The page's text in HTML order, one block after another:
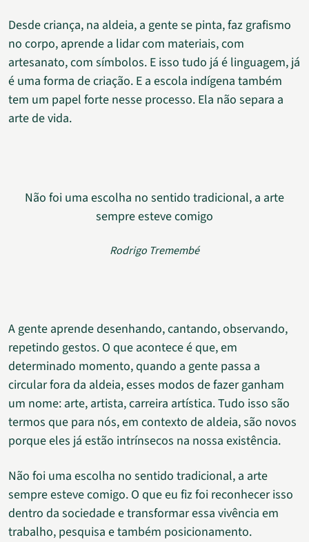
Desde criança, na aldeia, a gente se pinta, faz grafismo
no corpo, aprende a lidar com materiais, com
artesanato, com símbolos. E isso tudo já é linguagem, já
é uma forma de criação. E a escola indígena também
tem um papel forte nesse processo. Ela não separa a
arte de vida.
Não foi uma escolha no sentido tradicional, a arte
sempre esteve comigo
Rodrigo Tremembé
A gente aprende desenhando, cantando, observando,
repetindo gestos. O que acontece é que, em
determinado momento, quando a gente passa a
circular fora da aldeia, esses modos de fazer ganham
um nome: arte, artista, carreira artística. Tudo isso são
termos que para nós, em contexto de aldeia, são novos
porque eles já estão intrínsecos na nossa existência.
Não foi uma escolha no sentido tradicional, a arte
sempre esteve comigo. O que eu fiz foi reconhecer isso
dentro da sociedade e transformar essa vivência em
trabalho, pesquisa e também posicionamento.